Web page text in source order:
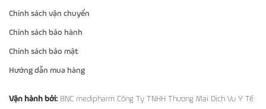
Chính sách vận chuyển
Chính sách bảo hành
Chính sách bảo mật
Hướng dẫn mua hàng
Vận hành bởi: BNC medipharm Công Ty TNHH Thương Mại Dịch Vụ Y Tế